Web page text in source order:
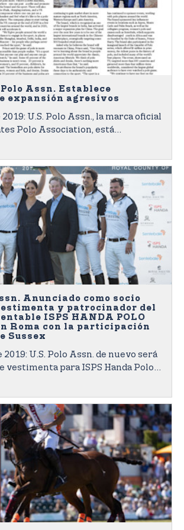
Polo Assn. Establece
expansión agresivos
2019: U.S. Polo Assn., la marca oficial
Polo Association, está
su flota de ventas
de “alta energía”.
Anunciado como socio
y patrocinador del
ISPS HANDA POLO
Roma con la participación
Sussex
2019: U.S. Polo Assn. de nuevo será
vestimenta para ISPS Handa Polo
creará las camisetas de
y les proporcionará camisetas
en el deporte a todo el personal